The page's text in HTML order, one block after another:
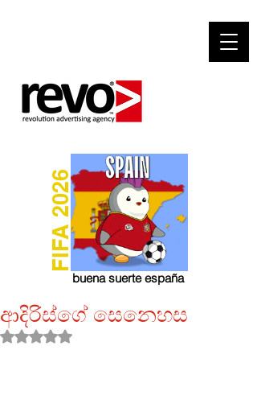
buena suerte españa
FIFA 2026
ආදිරිස්ගේ සෙනෙහස
Rated NaN out of 5 stars.